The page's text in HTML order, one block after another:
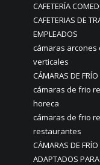
CAFETERÍA
CAFETERIAS DE
EMPLEADOS
cámaras
verticales
CÁMARAS DE FRÍO
cámaras de frio
horeca
cámaras de frio
restaurantes
CÁMARAS DE
ADAPTADOS